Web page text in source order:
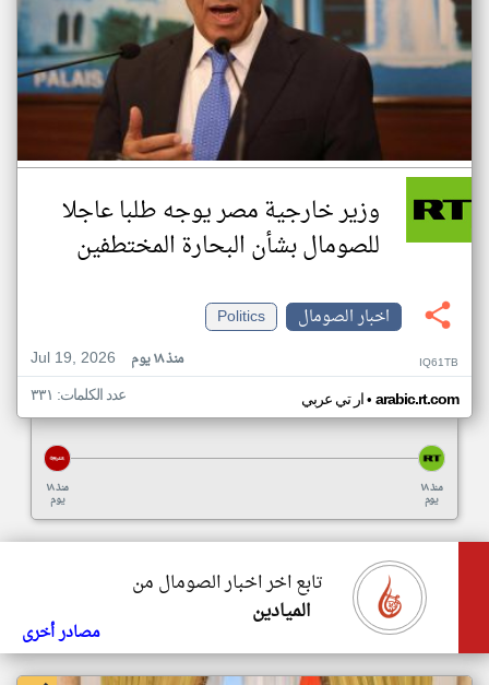
وزير خارجية مصر يوجه طلبا عاجلا
للصومال بشأن البحارة المختطفين
اخبار الصومال
Politics
Jul 19, 2026
منذ ١٨ يوم IQ61TB
ار تي عربي• arabic.rt.com عدد الكلمات: ٣٣١
منذ ١٨
يوم
منذ ١٨
يوم
تابع اخر اخبار الصومال من
الميادين
مصادر أخرى